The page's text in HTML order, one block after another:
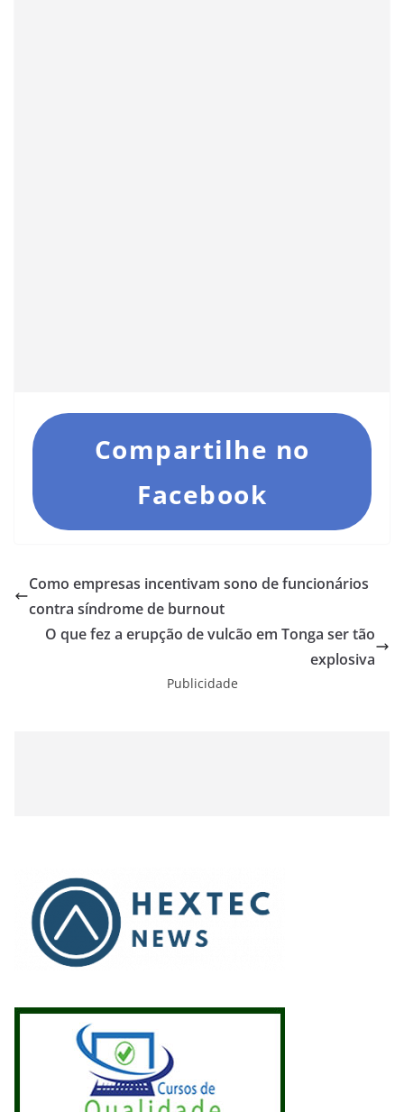
Compartilhe no
Facebook
Como empresas incentivam sono de funcionários
contra síndrome de burnout
O que fez a erupção de vulcão em Tonga ser tão
explosiva
Publicidade